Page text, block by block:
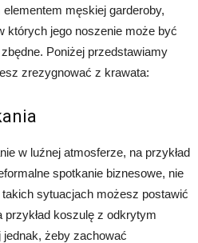
męskiej garderoby,
których jego noszenie może być
Poniżej przedstawiamy
zrezygnować z krawata:
w luźnej atmosferze, na przykład
spotkanie biznesowe, nie
sytuacjach możesz postawić
koszulę z odkrytym
jednak, żeby zachować